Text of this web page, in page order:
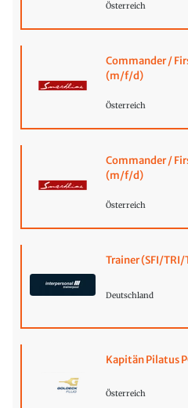
Österreich
Commander /
(m/f/d)
Österreich
Commander /
(m/f/d)
Österreich
Trainer (SFI/TRI/
Deutschland
Kapitän Pilatus
Österreich